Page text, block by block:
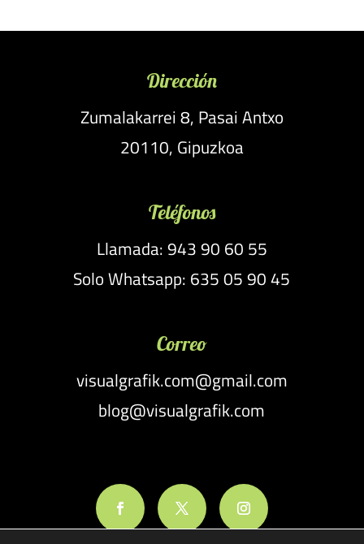
Dirección
Zumalakarrei 8, Pasai Antxo
20110, Gipuzkoa
Teléfonos
Llamada: 943 90 60 55
Solo Whatsapp: 635 05 90 45
Correo
visualgrafik.com@gmail.com
blog@visualgrafik.com